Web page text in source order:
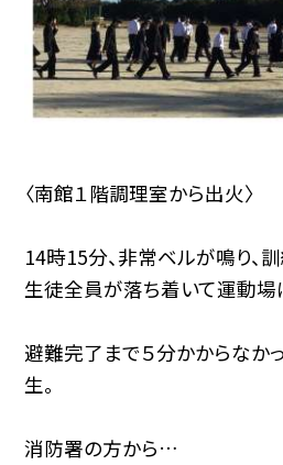
〈南館１階調理室から出火〉
14時15分、非常ベルが鳴り、訓
生徒全員が落ち着いて運動場
避難完了まで５分かからなか
生。
消防署の方から…